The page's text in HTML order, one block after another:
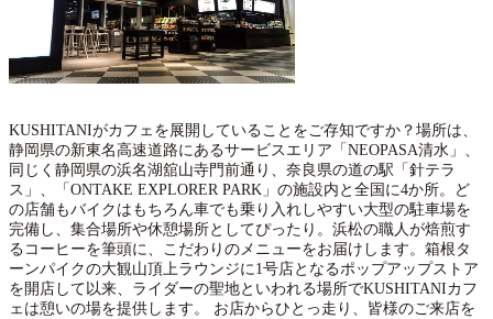
KUSHITANIがカフェを展開していることをご存知ですか？場所は、
静岡県の新東名高速道路にあるサービスエリア「NEOPASA清水」、
同じく静岡県の浜名湖舘山寺門前通り、奈良県の道の駅「針テラ
ス」、「ONTAKE EXPLORER PARK」の施設内と全国に4か所。ど
の店舗もバイクはもちろん車でも乗り入れしやすい大型の駐車場を
完備し、集合場所や休憩場所としてぴったり。浜松の職人が焙煎す
るコーヒーを筆頭に、こだわりのメニューをお届けします。箱根タ
ーンパイクの大観山頂上ラウンジに1号店となるポップアップストア
を開店して以来、ライダーの聖地といわれる場所でKUSHITANIカフ
ェは憩いの場を提供します。 お店からひとっ走り、皆様のご来店を